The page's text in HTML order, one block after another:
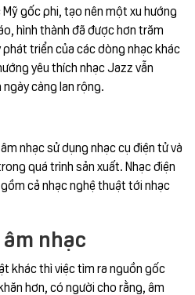
gốc phi, tạo nên một xu hướng
hình thành đã được hơn trăm
triển của các dòng nhạc khác
yêu thích nhạc Jazz vẫn
càng lan rộng.
nhạc sử dụng nhạc cụ điện tử và
quá trình sản xuất. Nhạc điện
cả nhạc nghệ thuật tới nhạc
nhạc
khác thì việc tìm ra nguồn gốc
hơn, có người cho rằng, âm